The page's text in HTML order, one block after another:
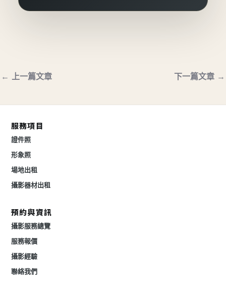
← 上一篇文章 下一篇文章 →
服務項目
證件照
形象照
場地出租
攝影器材出租
預約與資訊
攝影服務總覽
服務報價
攝影經驗
聯絡我們